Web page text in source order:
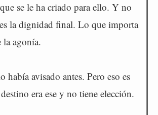
se le ha criado para ello. Y no
la dignidad final. Lo que importa
la agonía.
había avisado antes. Pero eso es
era ese y no tiene elección.